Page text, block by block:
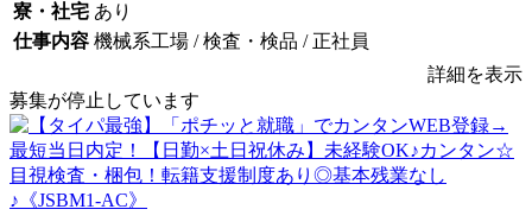
寮・社宅 あり
仕事内容 機械系工場 / 検査・検品 / 正社員
詳細を表示
募集が停止しています